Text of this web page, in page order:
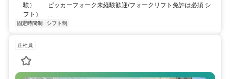
験） ピッカーフォーク未経験歓迎/フォークリフト免許は必須 シ
フト） ...
固定時間制 シフト制
正社員